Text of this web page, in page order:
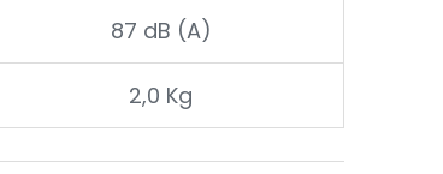
87 dB (A)
2,0 Kg